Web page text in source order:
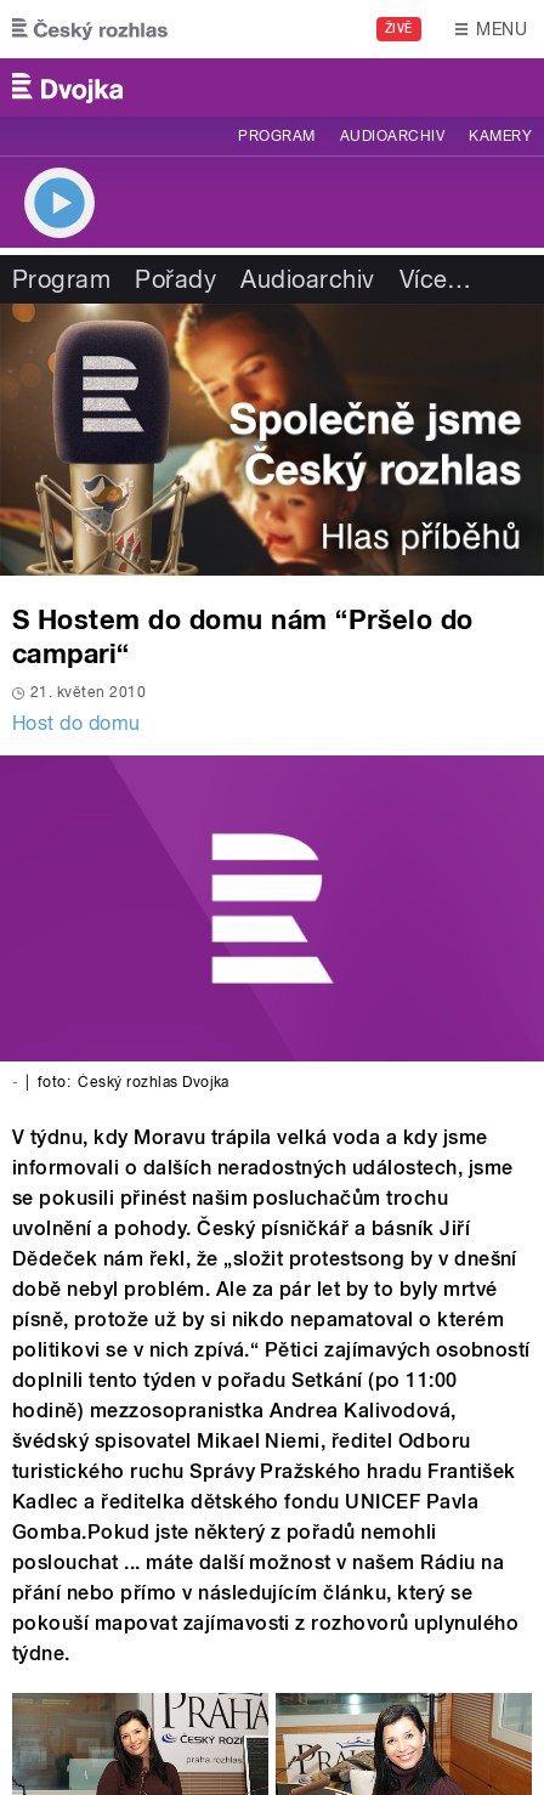
Přejít k hlavnímu obsahu
ŽIVĚ MENU
PROGRAM AUDIOARCHIV KAMERY
Program Pořady Audioarchiv Více…
S Hostem do domu nám “Pršelo do
campari“
21. květen 2010
Host do domu
- foto: Český rozhlas Dvojka
V týdnu, kdy Moravu trápila velká voda a kdy jsme
informovali o dalších neradostných událostech, jsme
se pokusili přinést našim posluchačům trochu
uvolnění a pohody. Český písničkář a básník Jiří
Dědeček nám řekl, že „složit protestsong by v dnešní
době nebyl problém. Ale za pár let by to byly mrtvé
písně, protože už by si nikdo nepamatoval o kterém
politikovi se v nich zpívá.“ Pětici zajímavých osobností
doplnili tento týden v pořadu Setkání (po 11:00
hodině) mezzosopranistka Andrea Kalivodová,
švédský spisovatel Mikael Niemi, ředitel Odboru
turistického ruchu Správy Pražského hradu František
Kadlec a ředitelka dětského fondu UNICEF Pavla
Gomba.Pokud jste některý z pořadů nemohli
poslouchat ... máte další možnost v našem Rádiu na
přání nebo přímo v následujícím článku, který se
pokouší mapovat zajímavosti z rozhovorů uplynulého
týdne.